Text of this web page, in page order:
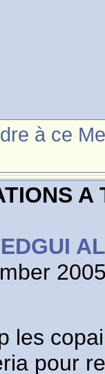
à ce
A
les
pour